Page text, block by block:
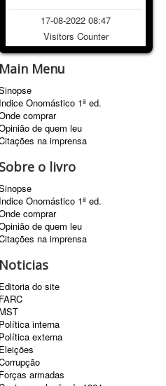
17-08-2022 08:47
Visitors Counter
Main Menu
Indice Onomástico 1ª ed.
comprar
de quem leu
na imprensa
Sobre o livro
Indice Onomástico 1ª ed.
comprar
de quem leu
na imprensa
Noticias
Editoria do site
FARC
MST
Política interna
Política externa
Eleições
Forças armadas